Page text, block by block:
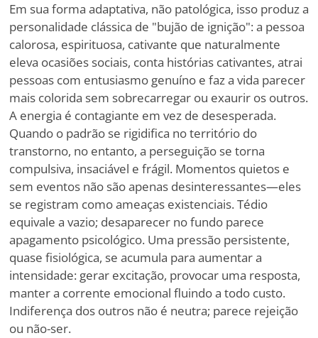
Em sua forma adaptativa, não patológica, isso produz a
personalidade clássica de "bujão de ignição": a pessoa
calorosa, espirituosa, cativante que naturalmente
eleva ocasiões sociais, conta histórias cativantes, atrai
pessoas com entusiasmo genuíno e faz a vida parecer
mais colorida sem sobrecarregar ou exaurir os outros.
A energia é contagiante em vez de desesperada.
Quando o padrão se rigidifica no território do
transtorno, no entanto, a perseguição se torna
compulsiva, insaciável e frágil. Momentos quietos e
sem eventos não são apenas desinteressantes—eles
se registram como ameaças existenciais. Tédio
equivale a vazio; desaparecer no fundo parece
apagamento psicológico. Uma pressão persistente,
quase fisiológica, se acumula para aumentar a
intensidade: gerar excitação, provocar uma resposta,
manter a corrente emocional fluindo a todo custo.
Indiferença dos outros não é neutra; parece rejeição
ou não-ser.